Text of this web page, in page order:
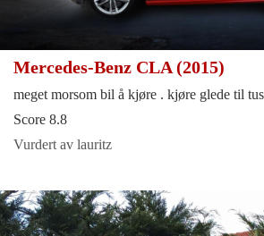
Mercedes-Benz CLA (2015)
meget morsom bil å kjøre . kjøre glede til
Score 8.8
Vurdert av lauritz